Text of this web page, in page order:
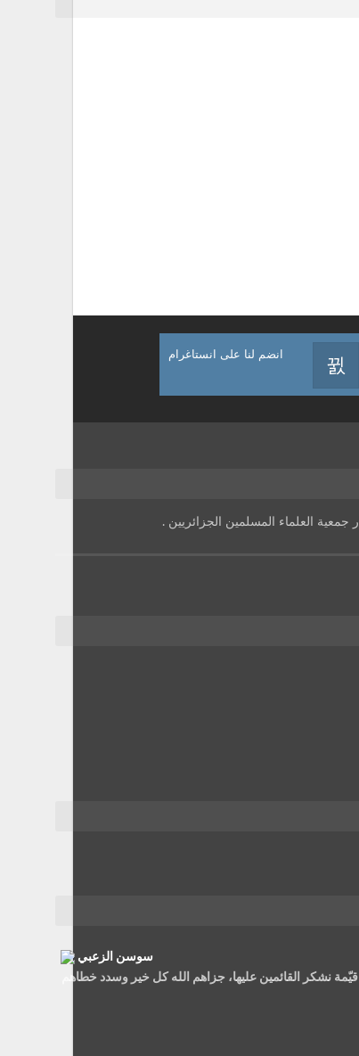
انضم لنا على انستاغرام
العلماء المسلمين الجزائريين .
سوسن الزعبي
نشكر القائمين عليها، جزاهم الله كل خير وسدد خطاهم